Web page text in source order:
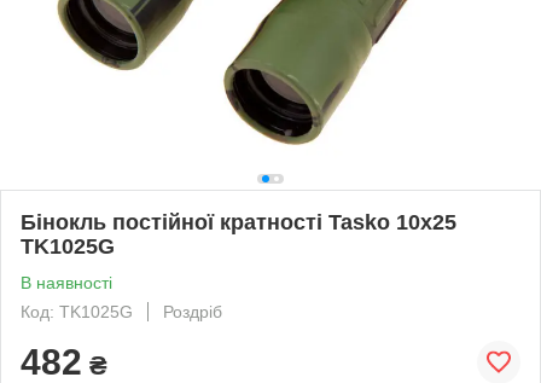
Бінокль постійної кратності Tasko 10x25
TK1025G
В наявності
Код: TK1025G
Роздріб
482 ₴